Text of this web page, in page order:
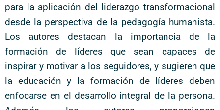
para la aplicación del liderazgo transformacional
desde la perspectiva de la pedagogía humanista.
Los autores destacan la importancia de la
formación de líderes que sean capaces de
inspirar y motivar a los seguidores, y sugieren que
la educación y la formación de líderes deben
enfocarse en el desarrollo integral de la persona.